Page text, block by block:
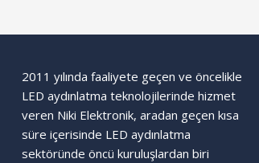
2011 yılında faaliyete geçen ve öncelikle
LED aydınlatma teknolojilerinde hizmet
veren Niki Elektronik, aradan geçen kısa
süre içerisinde LED aydınlatma
sektöründe öncü kuruluşlardan biri